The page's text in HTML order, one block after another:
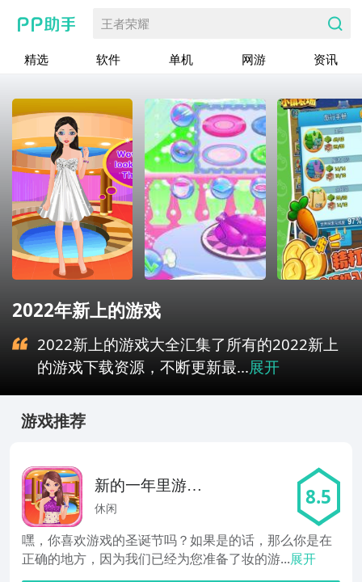
王者荣耀
精选 软件 单机 网游 资讯
2022年新上的游戏
2022新上的游戏大全汇集了所有的2022新上
的游戏下载资源，不断更新最...展开
游戏推荐
新的一年里游戏
的女孩
休闲 8.5
嘿，你喜欢游戏的圣诞节吗？如果是的话，那么你是在
正确的地方，因为我们已经为您准备了妆的游...展开